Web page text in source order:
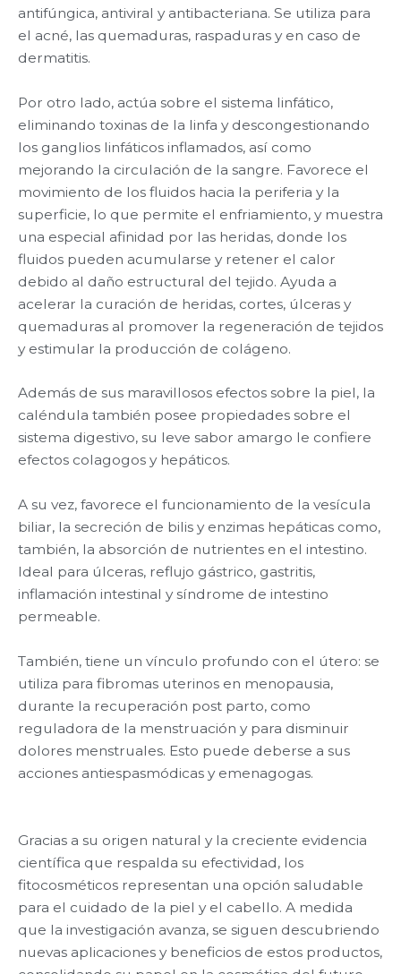
antifúngica, antiviral y antibacteriana. Se utiliza para
el acné, las quemaduras, raspaduras y en caso de
dermatitis.
Por otro lado, actúa sobre el sistema linfático,
eliminando toxinas de la linfa y descongestionando
los ganglios linfáticos inflamados, así como
mejorando la circulación de la sangre. Favorece el
movimiento de los fluidos hacia la periferia y la
superficie, lo que permite el enfriamiento, y muestra
una especial afinidad por las heridas, donde los
fluidos pueden acumularse y retener el calor
debido al daño estructural del tejido. Ayuda a
acelerar la curación de heridas, cortes, úlceras y
quemaduras al promover la regeneración de tejidos
y estimular la producción de colágeno.
Además de sus maravillosos efectos sobre la piel, la
caléndula también posee propiedades sobre el
sistema digestivo, su leve sabor amargo le confiere
efectos colagogos y hepáticos.
A su vez, favorece el funcionamiento de la vesícula
biliar, la secreción de bilis y enzimas hepáticas como,
también, la absorción de nutrientes en el intestino.
Ideal para úlceras, reflujo gástrico, gastritis,
inflamación intestinal y síndrome de intestino
permeable.
También, tiene un vínculo profundo con el útero: se
utiliza para fibromas uterinos en menopausia,
durante la recuperación post parto, como
reguladora de la menstruación y para disminuir
dolores menstruales. Esto puede deberse a sus
acciones antiespasmódicas y emenagogas.
Gracias a su origen natural y la creciente evidencia
científica que respalda su efectividad, los
fitocosméticos representan una opción saludable
para el cuidado de la piel y el cabello. A medida
que la investigación avanza, se siguen descubriendo
nuevas aplicaciones y beneficios de estos productos,